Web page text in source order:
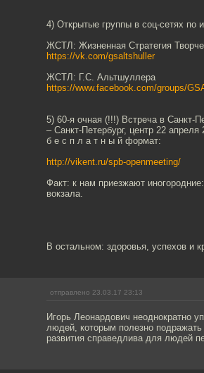
4) Открытые группы в соц-сетях по
ЖСТЛ: Жизненная Стратегия
https://vk.com/gsaltshuller
ЖСТЛ: Г.С. Альтшуллера
https://www.facebook.com/groups/
5) 60-я очная (!!!) Встреча в
– Санкт-Петербург, центр 22
б е с п л а т н ы й формат:
http://vikent.ru/spb-openmeeting/
Факт: к нам приезжают
вокзала.
В остальном: здоровья, успехов и
отправлено 23.03.17 23:13
Игорь Леонардович неоднократно
людей, которым полезно подражать
развития справедлива для людей